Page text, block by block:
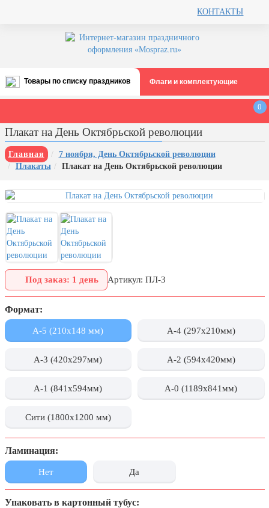
КОНТАКТЫ
Товары по списку праздников
Все праздники
августа)
12 августа, День ВВС
22 августа, День Государственного
День шахтера (последнее
воскресенье августа)
1 сентября, День знаний
3 сентября, День солидарности в
День города Москвы (первая суббота
День нефтяника (первое воскресенье
8 сентября, День танкиста (второе
воскресенье сентября)
пожилых людей
25 октября, День Таможенника
Российской Федерации
28 октября, День Бабушек и Дедушек
Хэллоуин
Флаги и комплектующие
0
Плакат на День Октябрьской революции
Главная
7 ноября, День Октябрьской революции
Плакаты
Плакат на День Октябрьской революции
Под заказ: 1 день Артикул: ПЛ-3
Формат:
А-5 (210х148 мм) А-4 (297x210мм)
А-3 (420x297мм) А-2 (594x420мм)
А-1 (841x594мм) А-0 (1189x841мм)
Сити (1800x1200 мм)
Ламинация:
Нет Да
Упаковать в картонный тубус: